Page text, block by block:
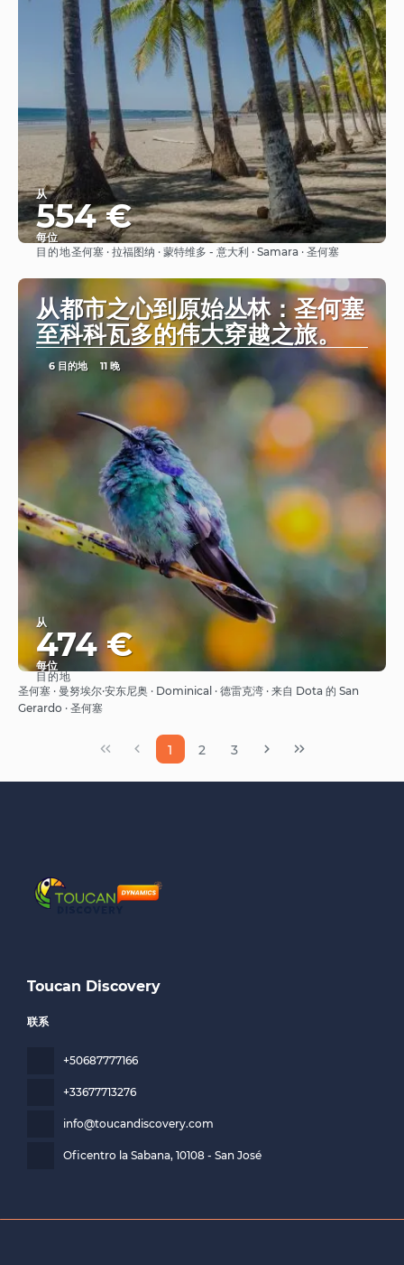
从
554 €
每位
看到
目的地圣何塞 · 拉福图纳 · 蒙特维多 - 意大利 · Samara · 圣何塞
从都市之心到原始丛林：圣何塞
至科科瓦多的伟大穿越之旅。
6 目的地 11 晚
从
474 €
每位
看到
目的地
圣何塞 · 曼努埃尔·安东尼奥 · Dominical · 德雷克湾 · 来自 Dota 的 San
Gerardo · 圣何塞
1 2 3
Toucan Discovery
联系
+50687777166
+33677713276
info@toucandiscovery.com
Oficentro la Sabana, 10108 - San José